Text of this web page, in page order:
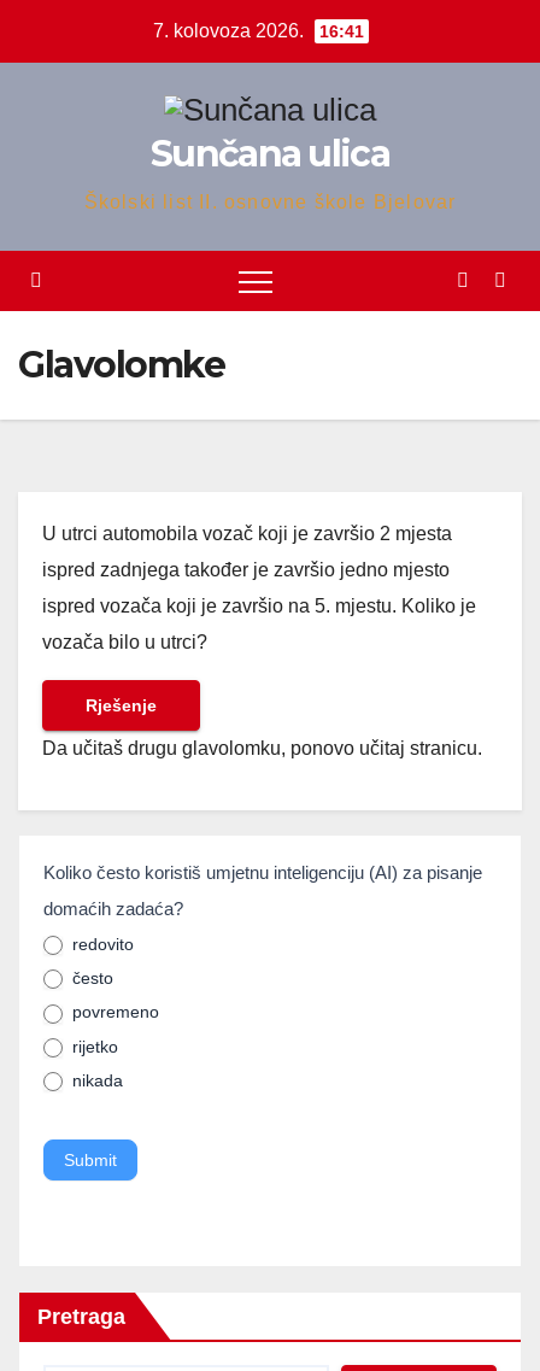
7. kolovoza 2026. 16:41
Sunčana ulica
Školski list II. osnovne škole Bjelovar
Glavolomke
U utrci automobila vozač koji je završio 2 mjesta
ispred zadnjega također je završio jedno mjesto
ispred vozača koji je završio na 5. mjestu. Koliko je
vozača bilo u utrci?
Rješenje
Da učitaš drugu glavolomku, ponovo učitaj stranicu.
umjetnainteligencija
Koliko često koristiš umjetnu inteligenciju (AI) za pisanje
domaćih zadaća?
redovito
često
povremeno
rijetko
nikada
Submit
If you
are
human,
leave
this
field
blank.
Pretraga